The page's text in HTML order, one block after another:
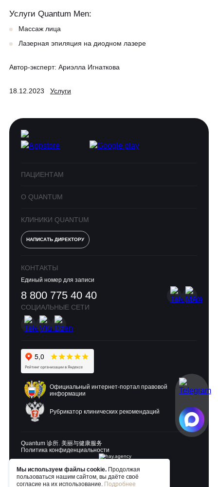
Услуги Quantum Men:
Массаж лица
Лазерная эпиляция на диодном лазере
Автор-эксперт:Ариэлла Игнаткова
18.12.2023 Услуги
ПАЦИЕНТАМ
О QUANTUM
КЛИНИКИ QUANTUM
НАПИСАТЬ ДИРЕКТОРУ
КОНТАКТЫ
Единый номер для записи
8 800 775 40 40
СОЦИАЛЬНЫЕ СЕТИ
Официальный интернет-портал правовой
информации
Рубрикатор клинических рекомендаций
Политика конфиденциальности
Разработка и продвижение:
Quantum 诊所. 美丽与健康服务
Мы используем файлы cookie. Продолжая
пользоваться нашим сайтом, вы даёте своё
согласие на их использование. Подробнее